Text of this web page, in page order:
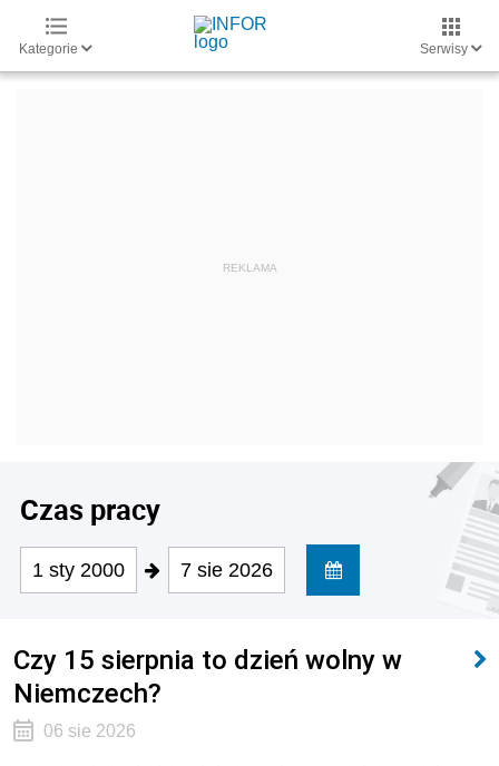
Kategorie Serwisy
Czas pracy
1 sty 2000 7 sie 2026
Czy 15 sierpnia to dzień wolny w
Niemczech?
06 sie 2026